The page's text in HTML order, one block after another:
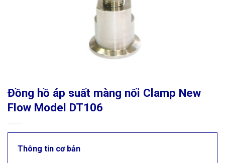
Đồng hồ áp suất màng nối Clamp New
Flow Model DT106
Thông tin cơ bản